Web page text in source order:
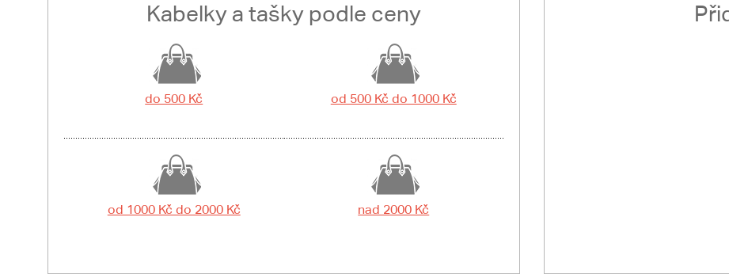
Kabelky a tašky podle ceny
do 500 Kč od 500 Kč do 1000 Kč
od 1000 Kč do 2000 Kč nad 2000 Kč